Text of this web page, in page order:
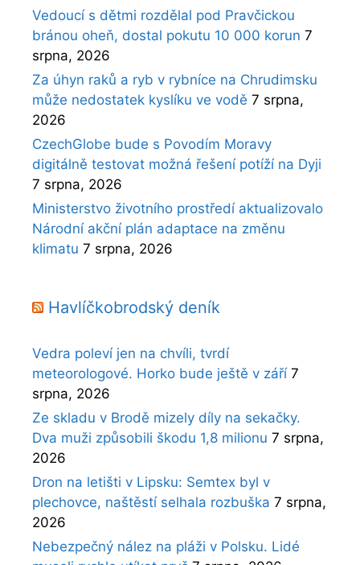
Vedoucí s dětmi rozdělal pod Pravčickou
bránou oheň, dostal pokutu 10 000 korun 7
srpna, 2026
Za úhyn raků a ryb v rybníce na Chrudimsku
může nedostatek kyslíku ve vodě 7 srpna,
2026
CzechGlobe bude s Povodím Moravy
digitálně testovat možná řešení potíží na Dyji
7 srpna, 2026
Ministerstvo životního prostředí aktualizovalo
Národní akční plán adaptace na změnu
klimatu 7 srpna, 2026
Havlíčkobrodský deník
Vedra poleví jen na chvíli, tvrdí
meteorologové. Horko bude ještě v září 7
srpna, 2026
Ze skladu v Brodě mizely díly na sekačky.
Dva muži způsobili škodu 1,8 milionu 7 srpna,
2026
Dron na letišti v Lipsku: Semtex byl v
plechovce, naštěstí selhala rozbuška 7 srpna,
2026
Nebezpečný nález na pláži v Polsku. Lidé